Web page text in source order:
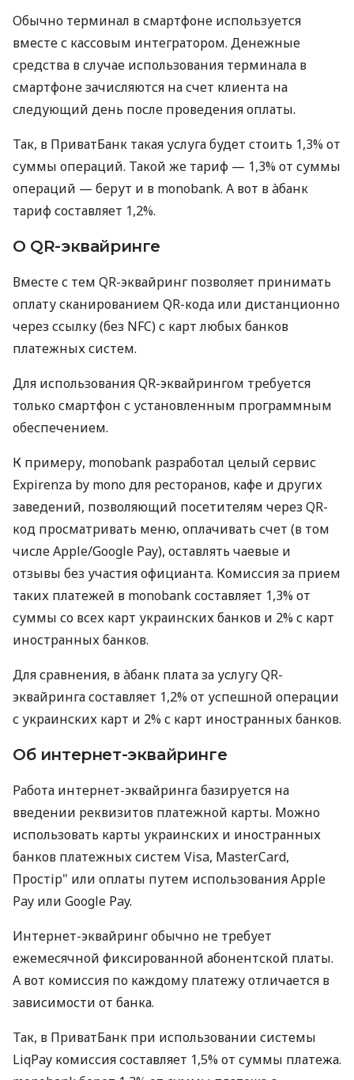
Обычно терминал в смартфоне используется
вместе с кассовым интегратором. Денежные
средства в случае использования терминала в
смартфоне зачисляются на счет клиента на
следующий день после проведения оплаты.
Так, в ПриватБанк такая услуга будет стоить 1,3% от
суммы операций. Такой же тариф — 1,3% от суммы
операций — берут и в monobank. А вот в àбанк
тариф составляет 1,2%.
О QR-эквайринге
Вместе с тем QR-эквайринг позволяет принимать
оплату сканированием QR-кода или дистанционно
через ссылку (без NFC) с карт любых банков
платежных систем.
Для использования QR-эквайрингом требуется
только смартфон с установленным программным
обеспечением.
К примеру, monobank разработал целый сервис
Expirenza by mono для ресторанов, кафе и других
заведений, позволяющий посетителям через QR-
код просматривать меню, оплачивать счет (в том
числе Apple/Google Pay), оставлять чаевые и
отзывы без участия официанта. Комиссия за прием
таких платежей в monobank составляет 1,3% от
суммы со всех карт украинских банков и 2% с карт
иностранных банков.
Для сравнения, в àбанк плата за услугу QR-
эквайринга составляет 1,2% от успешной операции
с украинских карт и 2% с карт иностранных банков.
Об интернет-эквайринге
Работа интернет-эквайринга базируется на
введении реквизитов платежной карты. Можно
использовать карты украинских и иностранных
банков платежных систем Visa, MasterCard,
Простір" или оплаты путем использования Apple
Pay или Google Pay.
Интернет-эквайринг обычно не требует
ежемесячной фиксированной абонентской платы.
А вот комиссия по каждому платежу отличается в
зависимости от банка.
Так, в ПриватБанк при использовании системы
LiqPay комиссия составляет 1,5% от суммы платежа.